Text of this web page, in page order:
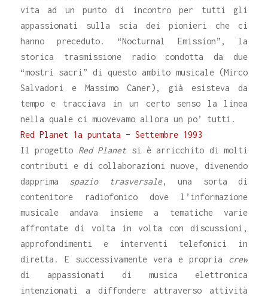
vita ad un punto di incontro per tutti gli
appassionati sulla scia dei pionieri che ci
hanno preceduto. “Nocturnal Emission”, la
storica trasmissione radio condotta da due
“mostri sacri” di questo ambito musicale (Mirco
Salvadori e Massimo Caner), già esisteva da
tempo e tracciava in un certo senso la linea
nella quale ci muovevamo allora un po’ tutti.
Red Planet 1a puntata – Settembre 1993
Il progetto Red Planet si è arricchito di molti
contributi e di collaborazioni nuove, divenendo
dapprima spazio trasversale, una sorta di
contenitore radiofonico dove l’informazione
musicale andava insieme a tematiche varie
affrontate di volta in volta con discussioni,
approfondimenti e interventi telefonici in
diretta. E successivamente vera e propria crew
di appassionati di musica elettronica
intenzionati a diffondere attraverso attività